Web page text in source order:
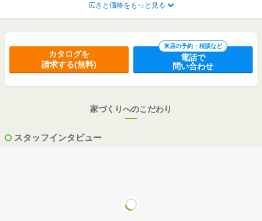
(27.0坪)
～2,099万円
97.50m
（ 71.3万円～
実例
(58.9坪) 50.9万円
広さと価格をもっと見る
カタログを
請求する(無料)
来店の予約・相談など
電話で
問い合わせ
家づくりへのこだわり
スタッフインタビュー